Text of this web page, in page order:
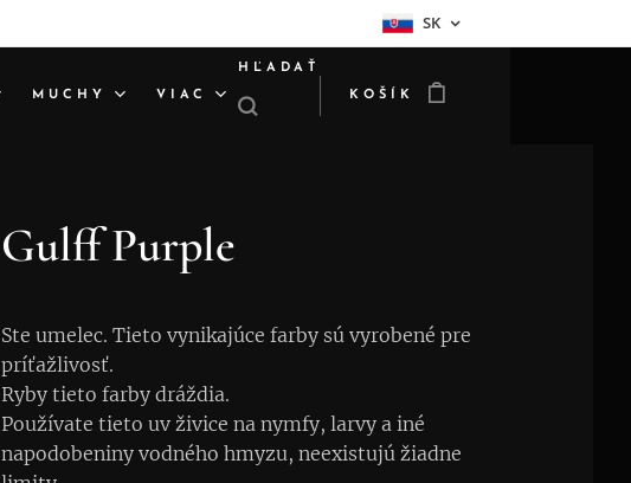
SK
MUCHY VIAC
HĽADAŤ
KOŠÍK
Gulff Purple
Ste umelec. Tieto vynikajúce farby sú vyrobené pre
príťažlivosť.
Ryby tieto farby dráždia.
Používate tieto uv živice na nymfy, larvy a iné
napodobeniny vodného hmyzu, neexistujú žiadne